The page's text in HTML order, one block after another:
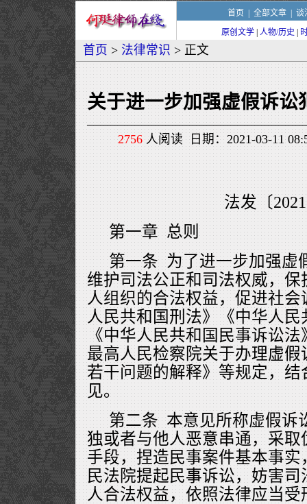
首页 全部文章| 谈
原创文学 人物/历史
首页 > 法律常识 > 正文
关于进一步加强虚假诉讼
2756人阅读 日期：2021-03-11
法发〔
第一章 总则
第一条 为了进一步加强虚
维护司法公正和司法权威，
人组织的合法权益，促进社
人民共和国刑法》《中华人
《中华人民共和国民事诉讼
最高人民检察院关于办理虚
若干问题的解释》等规定，
见。
第二条 本意见所称虚假诉
独或者与他人恶意串通，采
手段，捏造民事案件基本事
民法院提起民事诉讼，妨害
人合法权益，依照法律应当